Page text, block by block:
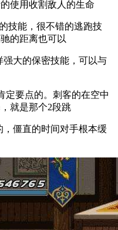
使用收割敌人的生命
技能，很不错的逃跑技
的距离也可以
强大的保密技能，可以与
定要点的。刺客的在空中
就是那个2段跳
，僵直的时间对手根本缓